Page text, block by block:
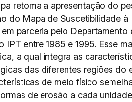
retoma a apresentação do
do Mapa de Suscetibilidade à
parceria pelo Departamento
IPT entre 1985 e 1995. Esse
a qual integra as
das diferentes regiões do
de meio físico
de erosão a cada